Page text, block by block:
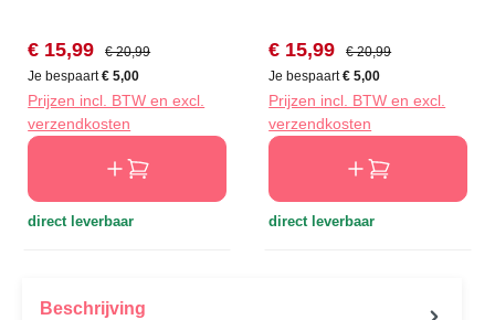
Verkoopprijs:
€ 15,99 Normale prijs:
€ 20,99
Je bespaart€ 5,00
Prijzen incl. BTW en excl.
verzendkosten
direct leverbaar
Verkoopprijs:
€ 15,99 Normale prijs:
€ 20,99
Je bespaart€ 5,00
Prijzen incl. BTW en excl.
verzendkosten
direct leverbaar
Beschrijving